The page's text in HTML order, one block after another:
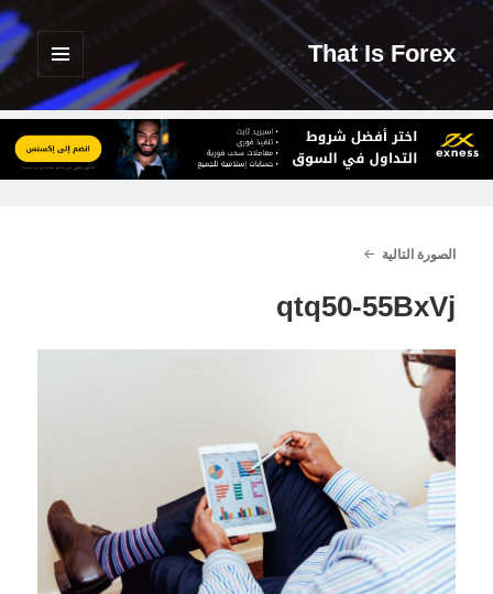
That Is Forex
القائمة
والودجات
الصورة التالية
qtq50-55BxVj